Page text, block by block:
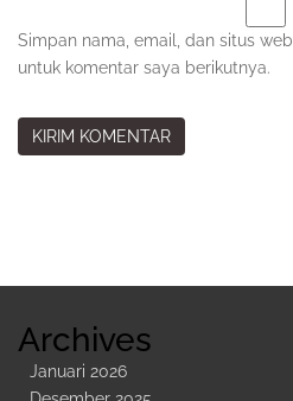
Simpan nama, email, dan situs
untuk komentar saya berikutnya.
Archives
Januari 2026